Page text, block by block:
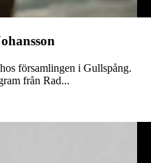
församlingen i Gullspång.
från Rad...